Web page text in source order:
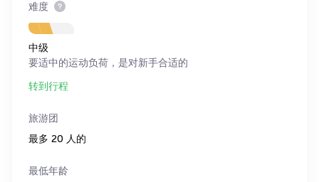
难度
中级
要适中的运动负荷，是对新手合适的
转到行程
旅游团
最多 20 人的
最低年龄